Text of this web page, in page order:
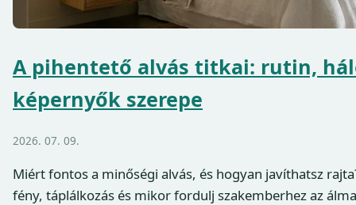
A pihentető alvás titkai: rutin,
képernyők szerepe
2026. 07. 09.
Miért fontos a minőségi alvás, és hogyan javíthatsz
fény, táplálkozás és mikor fordulj szakemberhez az